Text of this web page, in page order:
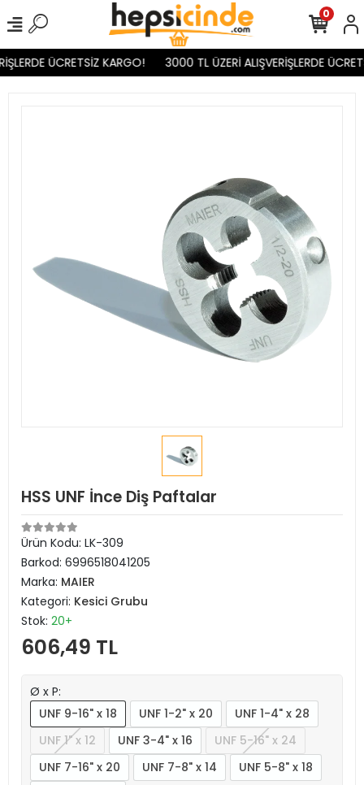
ÜCRETSİZ KARGO! 3000 TL ÜZERİ ALIŞVERİŞLERDE
0
HSS UNF İnce Diş Paftalar
Ürün Kodu: LK-309
Barkod: 6996518041205
Marka: MAIER
Kategori: Kesici Grubu
Stok: 20+
606,49 TL
Ø x P:
UNF 9-16" x 18
UNF 1-2" x 20
UNF 1-4" x 28
UNF 1" x 12
UNF 3-4" x 16
UNF 5-16" x 24
UNF 7-16" x 20
UNF 7-8" x 14
UNF 5-8" x 18